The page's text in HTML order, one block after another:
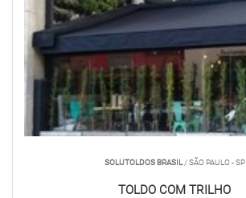
SOLUTOLDOS BRASIL/ SÃO PAULO - SP
TOLDO COM TRILHO